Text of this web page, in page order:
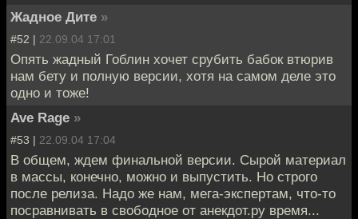
Жадное Дите »
#52 | 22.09.04 17:01
Опять жадный Гоблин хочет срубить бабок втюрив
нам бету и полную версии, хотя на самом деле это
одно и тоже!
Ave Rage »
#53 | 22.09.04 17:04
В общем, ждем финальной версии. Сырой материал
в массы, конечно, можно и выпустить. Но строго
после релиза. Надо же нам, мега-экспертам, что-то
посравнивать в свободное от анекдот.ру время...